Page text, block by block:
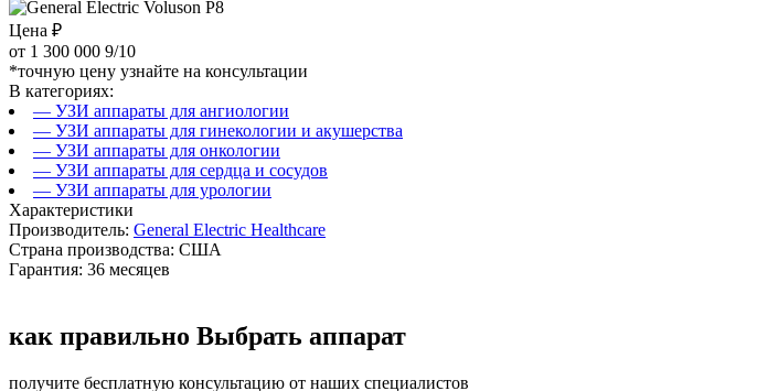
Цена ₽
от 1 300 000 9/10
*точную цену узнайте на консультации
В категориях:
— УЗИ аппараты для ангиологии
— УЗИ аппараты для гинекологии и акушерства
— УЗИ аппараты для онкологии
— УЗИ аппараты для сердца и сосудов
— УЗИ аппараты для урологии
Характеристики
Производитель: General Electric Healthcare
Страна производства: США
Гарантия: 36 месяцев
как правильно Выбрать аппарат
получите бесплатную консультацию от наших специалистов